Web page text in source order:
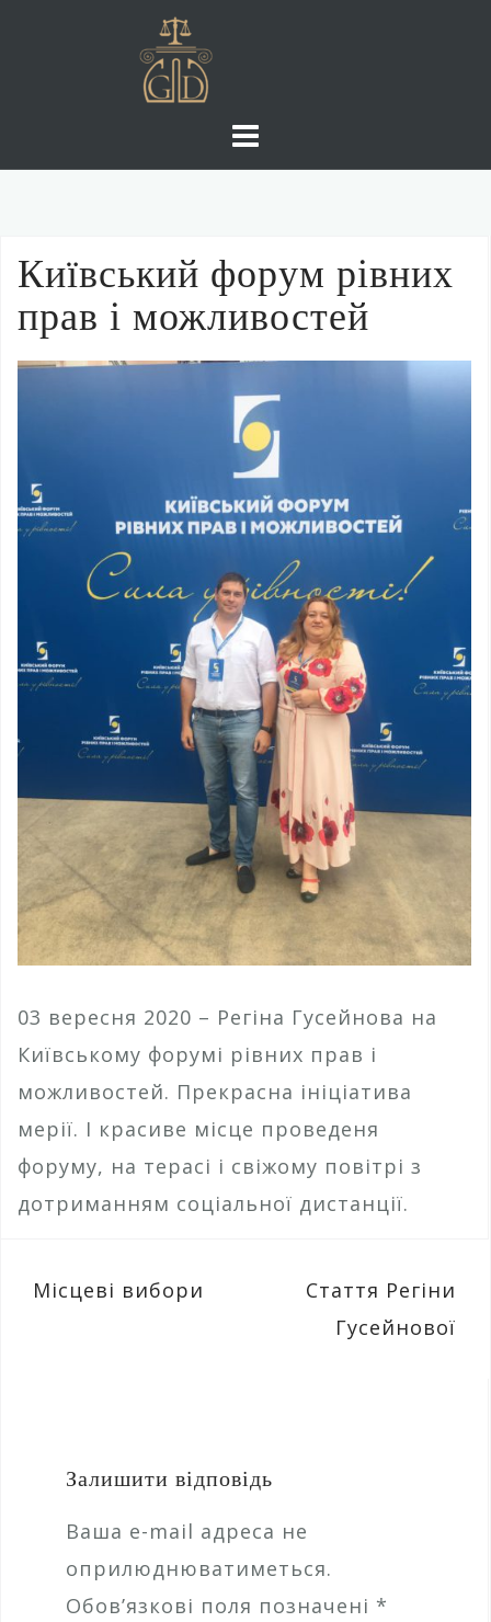
Київський форум рівних
прав і можливостей
03 вересня 2020 – Регіна Гусейнова на
Київському форумі рівних прав і
можливостей. Прекрасна ініціатива
мерії. І красиве місце проведеня
форуму, на терасі і свіжому повітрі з
дотриманням соціальної дистанції.
Навігація
Місцеві вибори
Стаття Регіни
Гусейнової
Залишити відповідь
Ваша e-mail адреса не
оприлюднюватиметься.
Обов’язкові поля позначені *